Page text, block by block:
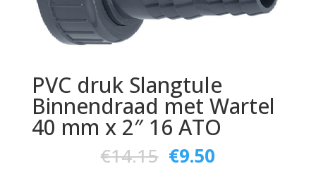
PVC druk Slangtule
Binnendraad met Wartel
40 mm x 2″ 16 ATO
€14.15 €9.50